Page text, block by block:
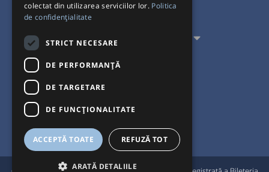
Pentru Călători
Pentru Transportatori
Interacționăm
Acceptăm plăți cu
®
colectat din utilizarea serviciilor lor. Politica
de confidențialitate
STRICT NECESARE
DE PERFORMANȚĂ
DE TARGETARE
DE FUNCŢIONALITATE
ACCEPTĂ TOATE REFUZĂ TOT
ARATĂ DETALIILE